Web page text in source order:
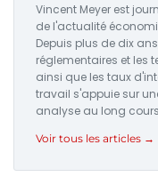
Vincent Meyer est
de l'actualité
Depuis plus de dix
réglementaires et les
ainsi que les taux
travail s'appuie sur
analyse au long
Voir tous les articles →